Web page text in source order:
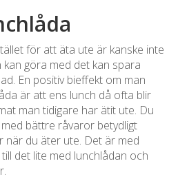
för att äta ute är kanske inte
göra med det kan spara
En positiv bieffekt om man
är att ens lunch då ofta blir
man tidigare har ätit ute. Du
bättre råvaror betydligt
när du äter ute. Det är med
det lite med lunchlådan och